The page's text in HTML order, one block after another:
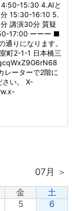
15:30 4.AIと
15:30-16:10 5.
講演30分 質疑
17:00 ーーー ■
りになります。
町2-1-1 日本橋三
レーターで2階に
さい。 X-
07月 ＞
金
土
5 6